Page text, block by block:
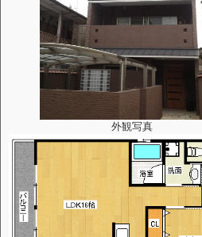
外観写真